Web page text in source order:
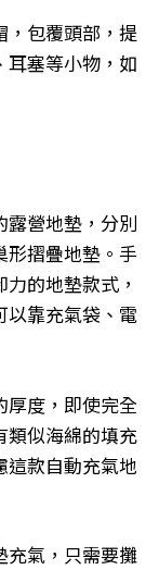
，包覆頭部，提
耳塞等小物，如
露營地墊，分別
形摺疊地墊。手
的地墊款式，
以靠充氣袋、電
厚度，即使完全
類似海綿的填充
這款自動充氣地
充氣，只需要攤